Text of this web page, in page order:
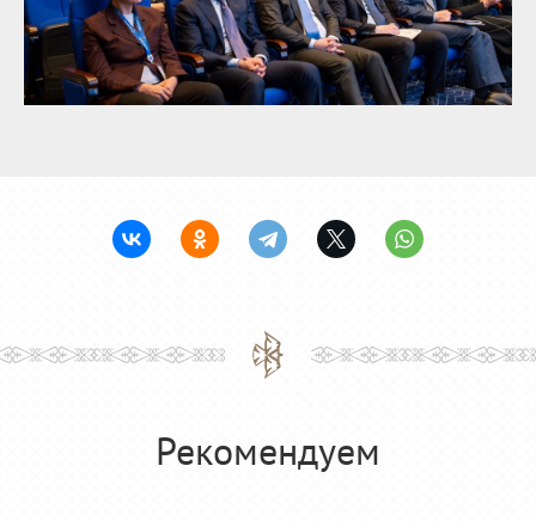
Рекомендуем